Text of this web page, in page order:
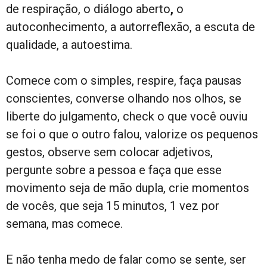
de respiração, o diálogo aberto, o
autoconhecimento, a autorreflexão, a escuta de
qualidade, a autoestima.
Comece com o simples, respire, faça pausas
conscientes, converse olhando nos olhos, se
liberte do julgamento, check o que você ouviu
se foi o que o outro falou, valorize os pequenos
gestos, observe sem colocar adjetivos,
pergunte sobre a pessoa e faça que esse
movimento seja de mão dupla, crie momentos
de vocês, que seja 15 minutos, 1 vez por
semana, mas comece.
E não tenha medo de falar como se sente, ser